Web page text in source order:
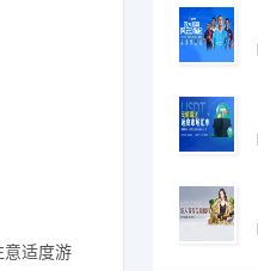
适度游